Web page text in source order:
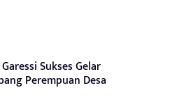
Sukses Gelar
Perempuan Desa